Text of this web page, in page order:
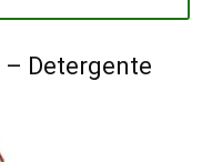
– Detergente